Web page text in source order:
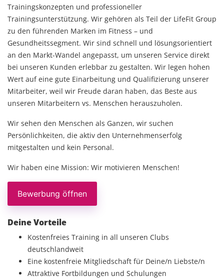
Trainingskonzepten und professioneller
Trainingsunterstützung. Wir gehören als Teil der LifeFit Group
zu den führenden Marken im Fitness – und
Gesundheitssegment. Wir sind schnell und lösungsorientiert
an den Markt-Wandel angepasst, um unseren Service direkt
bei unseren Kunden erlebbar zu gestalten. Wir legen hohen
Wert auf eine gute Einarbeitung und Qualifizierung unserer
Mitarbeiter, weil wir Freude daran haben, das Beste aus
unseren Mitarbeitern vs. Menschen herauszuholen.
Wir sehen den Menschen als Ganzen, wir suchen
Persönlichkeiten, die aktiv den Unternehmenserfolg
mitgestalten und kein Personal.
Wir haben eine Mission: Wir motivieren Menschen!
Bewerbung öffnen
Deine Vorteile
Kostenfreies Training in all unseren Clubs
deutschlandweit
Eine kostenfreie Mitgliedschaft für Deine/n Liebste/n
Attraktive Fortbildungen und Schulungen